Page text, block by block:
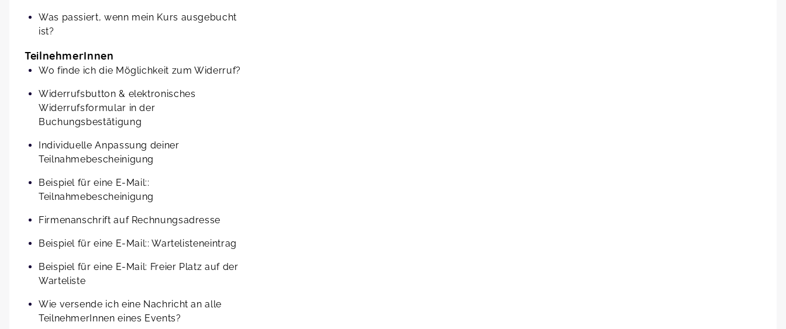
Was passiert, wenn mein Kurs ausgebucht
ist?
TeilnehmerInnen
Wo finde ich die Möglichkeit zum Widerruf?
Widerrufsbutton & elektronisches
Widerrufsformular in der
Buchungsbestätigung
Individuelle Anpassung deiner
Teilnahmebescheinigung
Beispiel für eine E-Mail::
Teilnahmebescheinigung
Firmenanschrift auf Rechnungsadresse
Beispiel für eine E-Mail:: Wartelisteneintrag
Beispiel für eine E-Mail: Freier Platz auf der
Warteliste
Wie versende ich eine Nachricht an alle
TeilnehmerInnen eines Events?